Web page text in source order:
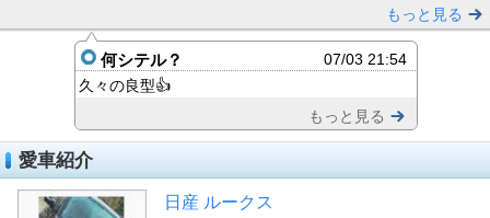
もっと見る
何シテル？
07/03 21:54
久々の良型👍
もっと見る
愛車紹介
日産 ルークス